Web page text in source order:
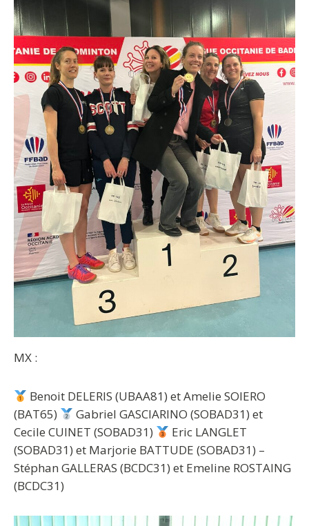
MX :
Benoit DELERIS (UBAA81) et Amelie SOIERO
(BAT65)
Gabriel GASCIARINO (SOBAD31) et
Cecile CUINET (SOBAD31)
Eric LANGLET
(SOBAD31) et Marjorie BATTUDE (SOBAD31) –
Stéphan GALLERAS (BCDC31) et Emeline ROSTAING
(BCDC31)